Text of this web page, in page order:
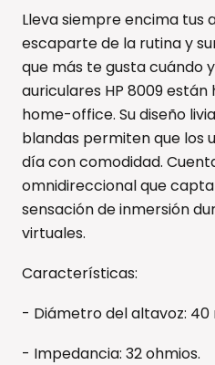
Lleva siempre encima tus
escaparte de la rutina y
que más te gusta cuándo
auriculares HP 8009
home-office. Su diseño
blandas permiten que los
día con comodidad.
omnidireccional que
sensación de inmersión
virtuales.
Características:
- Diámetro del altavoz:
- Impedancia: 32 ohmios.